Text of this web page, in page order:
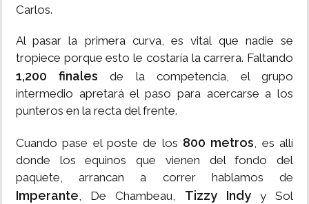
Carlos.
Al pasar la primera curva, es vital que nadie se
tropiece porque esto le costaría la carrera. Faltando
1,200 finales de la competencia, el grupo
intermedio apretará el paso para acercarse a los
punteros en la recta del frente.
Cuando pase el poste de los 800 metros, es allí
donde los equinos que vienen del fondo del
paquete, arrancan a correr hablamos de
Imperante, De Chambeau, Tizzy Indy y Sol